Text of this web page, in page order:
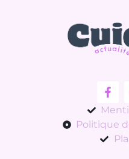
Politique